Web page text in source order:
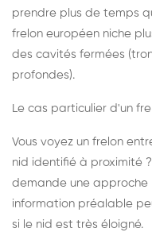
prendre plus de temps
frelon européen niche
des cavités fermées
profondes).
Le cas particulier d'un
Vous voyez un frelon
nid identifié à proximité
demande une approche
information préalable
si le nid est très éloigné.